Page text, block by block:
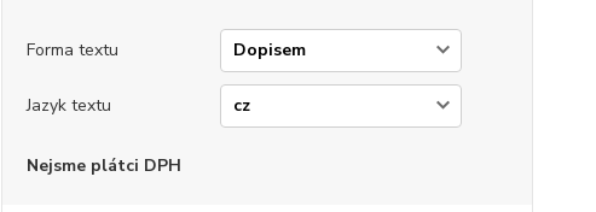
Forma textu
Jazyk textu
Nejsme plátci DPH